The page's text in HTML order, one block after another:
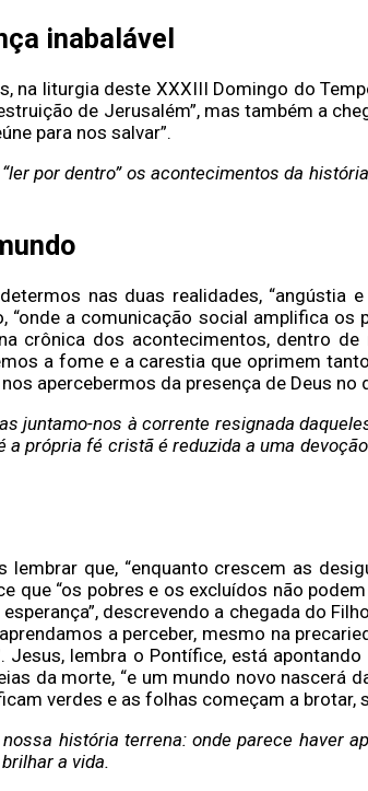
inabalável
na liturgia deste XXXIII Domingo do
de Jerusalém”, mas também a
para nos salvar”.
por dentro” os acontecimentos da
nas duas realidades,
a comunicação social amplifica
crônica dos acontecimentos, dentro
a fome e a carestia que oprimem
apercebermos da presença de Deus
nos à corrente resignada
a própria fé cristã é reduzida a uma
lembrar que, “enquanto crescem as
“os pobres e os excluídos não
descrevendo a chegada do
a perceber, mesmo na
lembra o Pontífice, está
da morte, “e um mundo novo nascerá
verdes e as folhas começam a brotar,
história terrena: onde parece haver
a vida.